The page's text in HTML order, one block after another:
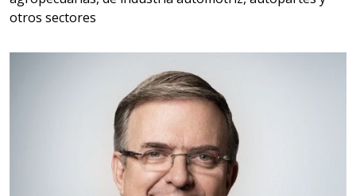
Empresa en Querétaro
Requiere:
HERRAMIENTAS DE CORTE
Especificaciones:
HSS, CON RECUBRIMIENTO,
CARBURO, RIMAS, ENDMILLS,
BROCAS, LIMAS, ETC
otros sectores